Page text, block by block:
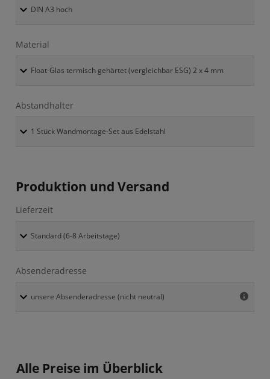
Material
Abstandhalter
Produktion und Versand
Lieferzeit
Absenderadresse
Alle Preise im Überblick